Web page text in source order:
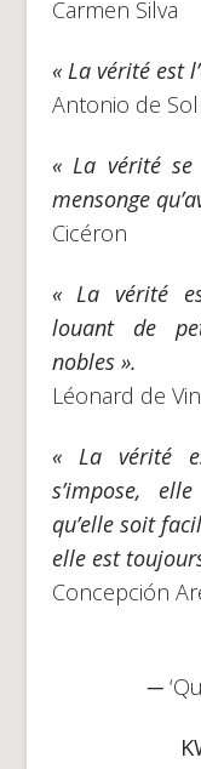
Carmen Silva
« La vérité est
Antonio de
« La vérité
mensonge
Cicéron
« La vérité
louant de
nobles ».
Léonard de
« La vérité
s’impose,
qu’elle soit
elle est
Concepción
─